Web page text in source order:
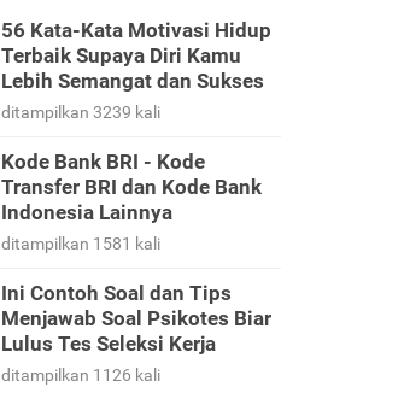
56 Kata-Kata Motivasi Hidup
Terbaik Supaya Diri Kamu
Lebih Semangat dan Sukses
ditampilkan 3239 kali
Kode Bank BRI - Kode
Transfer BRI dan Kode Bank
Indonesia Lainnya
ditampilkan 1581 kali
Ini Contoh Soal dan Tips
Menjawab Soal Psikotes Biar
Lulus Tes Seleksi Kerja
ditampilkan 1126 kali